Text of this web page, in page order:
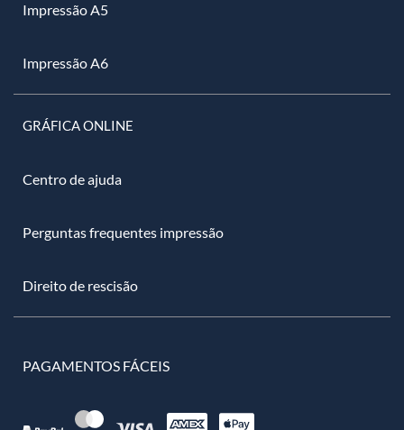
Impressão A5
Impressão A6
GRÁFICA ONLINE
Centro de ajuda
Perguntas frequentes impressão
Direito de rescisão
PAGAMENTOS FÁCEIS